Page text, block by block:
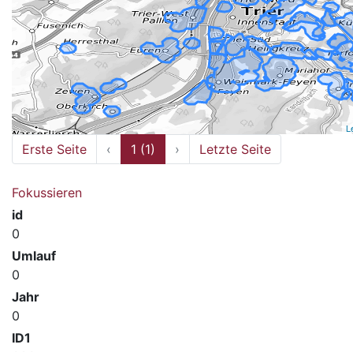
Erste Seite ‹ 1 (1) › Letzte Seite
Fokussieren
id
0
Umlauf
0
Jahr
0
ID1